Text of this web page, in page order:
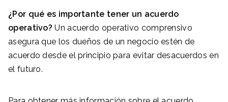
¿Por qué es importante tener un acuerdo
operativo? Un acuerdo operativo comprensivo
asegura que los dueños de un negocio estén de
acuerdo desde el principio para evitar desacuerdos en
el futuro.